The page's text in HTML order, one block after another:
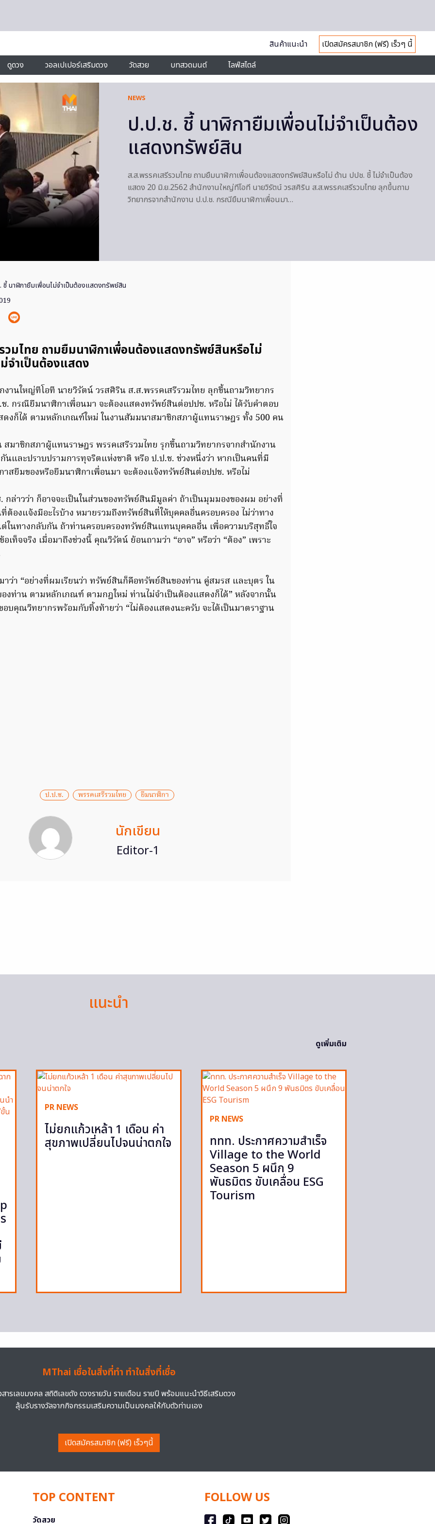
สินค้าแนะนำ
เปิดสมัครสมาชิก (ฟรี) เร็วๆ นี้
ดูดวง
วอลเปเปอร์เสริมดวง วัดสวย บทสวดมนต์ ไลฟ์สไตล์
NEWS
ป.ป.ช. ชี้ นาฬิกายืมเพื่อนไม่จำเป็นต้อง
แสดงทรัพย์สิน
ส.ส.พรรคเสรีรวมไทย ถามยืมนาฬิกาเพื่อนต้องแสดงทรัพย์สินหรือไม่ ด้าน ปปช. ชี้ ไม่จำเป็นต้อง
แสดง 20 มิ.ย.2562 สำนักงานใหญ่ทีโอที นายวิรัตน์ วรสศิริน ส.ส.พรรคเสรีรวมไทย ลุกขึ้นถาม
วิทยากรจากสำนักงาน ป.ป.ช. กรณียืมนาฬิกาเพื่อนมา…
ชี้ นาฬิกายืมเพื่อนไม่จำเป็นต้องแสดงทรัพย์สิน
วมไทย ถามยืมนาฬิกาเพื่อนต้องแสดงทรัพย์สินหรือไม่
จำเป็นต้องแสดง
านใหญ่ทีโอที นายวิรัตน์ วรสศิริน ส.ส.พรรคเสรีรวมไทย ลุกขึ้นถามวิทยากร
. กรณียืมนาฬิกาเพื่อนมา จะต้องแสดงทรัพย์สินต่อปปช. หรือไม่ ได้รับคำตอบ
ดงก็ได้ ตามหลักเกณฑ์ใหม่ ในงานสัมมนาสมาชิกสภาผู้แทนราษฎร ทั้ง 500 คน
สมาชิกสภาผู้แทนราษฎร พรรคเสรีรวมไทย รุกขึ้นถามวิทยากรจากสำนักงาน
นและปราบปรามการทุจริตแห่งชาติ หรือ ป.ป.ช. ช่วงหนึ่งว่า หากเป็นคนที่มี
าสยืมของหรือยืมนาฬิกาเพื่อนมา จะต้องแจ้งทรัพย์สินต่อปปช. หรือไม่
กล่าวว่า ก็อาจจะเป็นในส่วนของทรัพย์สินมีมูลค่า ถ้าเป็นมุมมองของผม อย่างที่
ต้องแจ้งมีอะไรบ้าง หมายรวมถึงทรัพย์สินที่ให้บุคคลอื่นครอบครอง ไม่ว่าทาง
ในทางกลับกัน ถ้าท่านครอบครองทรัพย์สินแทนบุคคลอื่น เพื่อความบริสุทธิ์ใจ
เท็จจริง เมื่อมาถึงช่วงนี้ คุณวิรัตน์ ย้อนถามว่า “อาจ” หรือว่า “ต้อง” เพราะ
าว่า “อย่างที่ผมเรียนว่า ทรัพย์สินก็คือทรัพย์สินของท่าน คู่สมรส และบุตร ใน
องท่าน ตามหลักเกณฑ์ ตามกฎใหม่ ท่านไม่จำเป็นต้องแสดงก็ได้” หลังจากนั้น
บคุณวิทยากรพร้อมกับทิ้งท้ายว่า “ไม่ต้องแสดงนะครับ จะได้เป็นมาตราฐาน
ป.ป.ช. พรรคเสรีรวมไทย ยืมนาฬิกา
นักเขียน
Editor-1
แนะนำ
ดูเพิ่มเติม
PR NEWS
ไม่ยกแก้วเหล้า 1 เดือน ค่า
สุขภาพเปลี่ยนไปจนน่าตกใจ
PR NEWS
ททท. ประกาศความสำเร็จ
Village to the World
Season 5 ผนึก 9
พันธมิตร ขับเคลื่อน ESG
Tourism
MThai เชื่อในสิ่งที่ทำ ทำในสิ่งที่เชื่อ
สารเลขมงคล สถิติเลขดัง ดวงรายวัน รายเดือน รายปี พร้อมแนะนำวิธีเสริมดวง
ลุ้นรับรางวัลจากกิจกรรมเสริมความเป็นมงคลให้กับตัวท่านเอง
เปิดสมัครสมาชิก (ฟรี) เร็วๆนี้
TOP CONTENT
วัดสวย
FOLLOW US